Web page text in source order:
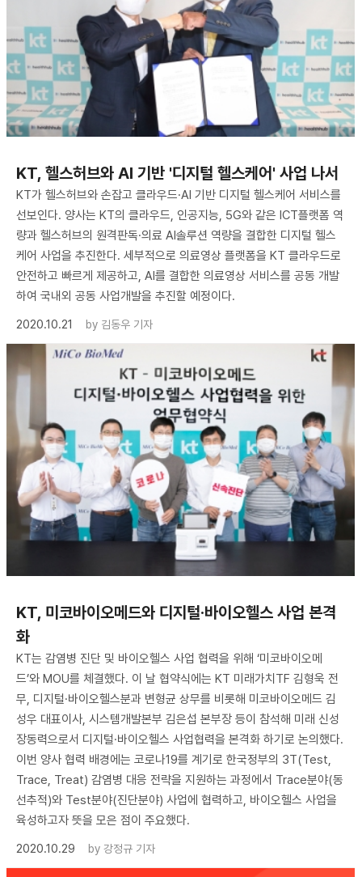
KT, 헬스허브와 AI 기반 '디지털 헬스케어' 사업 나서
KT가 헬스허브와 손잡고 클라우드·AI 기반 디지털 헬스케어 서비스를
선보인다. 양사는 KT의 클라우드, 인공지능, 5G와 같은 ICT플랫폼 역
량과 헬스허브의 원격판독·의료 AI솔루션 역량을 결합한 디지털 헬스
케어 사업을 추진한다. 세부적으로 의료영상 플랫폼을 KT 클라우드로
안전하고 빠르게 제공하고, AI를 결합한 의료영상 서비스를 공동 개발
하여 국내외 공동 사업개발을 추진할 예정이다.
2020.10.21
by 김동우 기자
KT, 미코바이오메드와 디지털·바이오헬스 사업 본격
화
KT는 감염병 진단 및 바이오헬스 사업 협력을 위해 ‘미코바이오메
드’와 MOU를 체결했다. 이 날 협약식에는 KT 미래가치TF 김형욱 전
무, 디지털·바이오헬스분과 변형균 상무를 비롯해 미코바이오메드 김
성우 대표이사, 시스템개발본부 김은섭 본부장 등이 참석해 미래 신성
장동력으로서 디지털·바이오헬스 사업협력을 본격화 하기로 논의했다.
이번 양사 협력 배경에는 코로나19를 계기로 한국정부의 3T(Test,
Trace, Treat) 감염병 대응 전략을 지원하는 과정에서 Trace분야(동
선추적)와 Test분야(진단분야) 사업에 협력하고, 바이오헬스 사업을
육성하고자 뜻을 모은 점이 주요했다.
2020.10.29
by 강정규 기자